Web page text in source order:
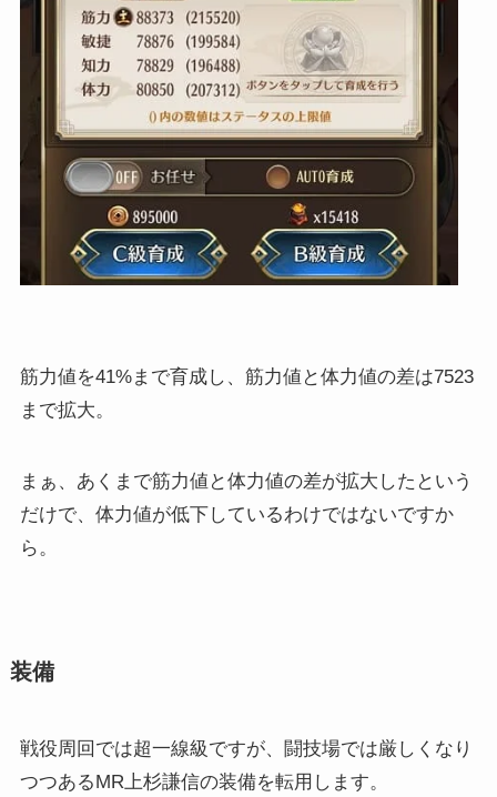
筋力値を41%まで育成し、筋力値と体力値の差は7523
まで拡大。
まぁ、あくまで筋力値と体力値の差が拡大したという
だけで、体力値が低下しているわけではないですか
ら。
装備
戦役周回では超一線級ですが、闘技場では厳しくなり
つつあるMR上杉謙信の装備を転用します。